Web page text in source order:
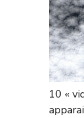
10 «